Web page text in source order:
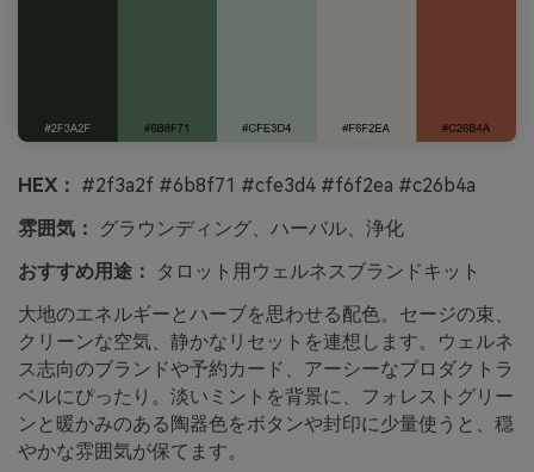
HEX： #2f3a2f #6b8f71 #cfe3d4 #f6f2ea #c26b4a
雰囲気：
グラウンディング、ハーバル、浄化
おすすめ用途：
タロット用ウェルネスブランドキット
大地のエネルギーとハーブを思わせる配色。セージの束、
クリーンな空気、静かなリセットを連想します。ウェルネ
ス志向のブランドや予約カード、アーシーなプロダクトラ
ベルにぴったり。淡いミントを背景に、フォレストグリー
ンと暖かみのある陶器色をボタンや封印に少量使うと、穏
やかな雰囲気が保てます。